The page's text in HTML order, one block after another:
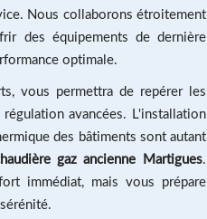
Nous collaborons étroitement
des équipements de dernière
optimale.
vous permettra de repérer les
avancées. L'installation
des bâtiments sont autant
gaz ancienne Martigues.
immédiat, mais vous prépare